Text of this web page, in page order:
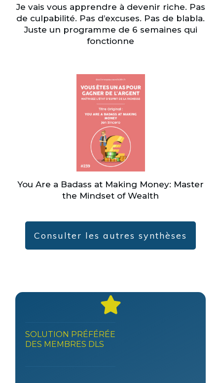
Je vais vous apprendre à devenir riche. Pas
de culpabilité. Pas d’excuses. Pas de blabla.
Juste un programme de 6 semaines qui
fonctionne
You Are a Badass at Making Money: Master
the Mindset of Wealth
Consulter les autres synthèses
SOLUTION PRÉFÉRÉE
DES MEMBRES DLS